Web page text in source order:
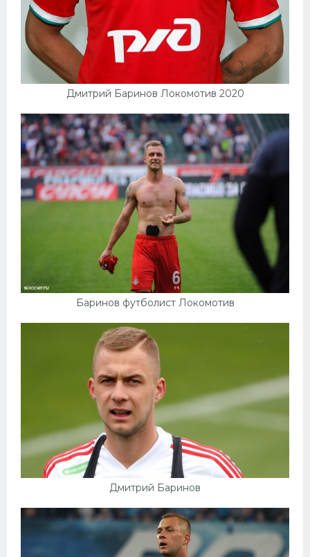
Дмитрий Баринов Локомотив 2020
Баринов футболист Локомотив
Дмитрий Баринов